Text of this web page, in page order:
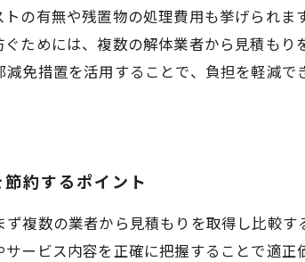
の有無や残置物の処理費用も挙げられ
ためには、複数の解体業者から見積もり
免措置を活用することで、負担を軽減
約するポイント
複数の業者から見積もりを取得し比較
ービス内容を正確に把握することで適